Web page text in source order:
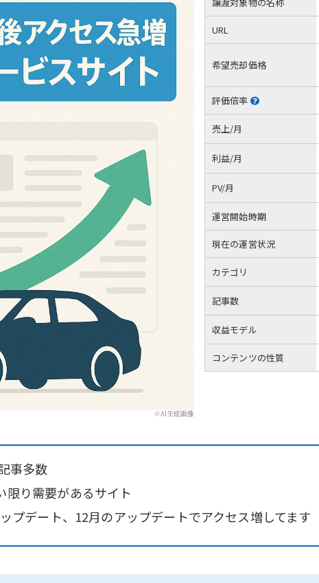
※AI生成画像
URL
希望売却価格
評価倍率
売上/月
利益/月
PV/月
運営開始時期
現在の運営状況
カテゴリ
記事数
収益モデル
コンテンツの性質
事多数
限り需要があるサイト
プデート、12月のアップデートでアクセス増してます